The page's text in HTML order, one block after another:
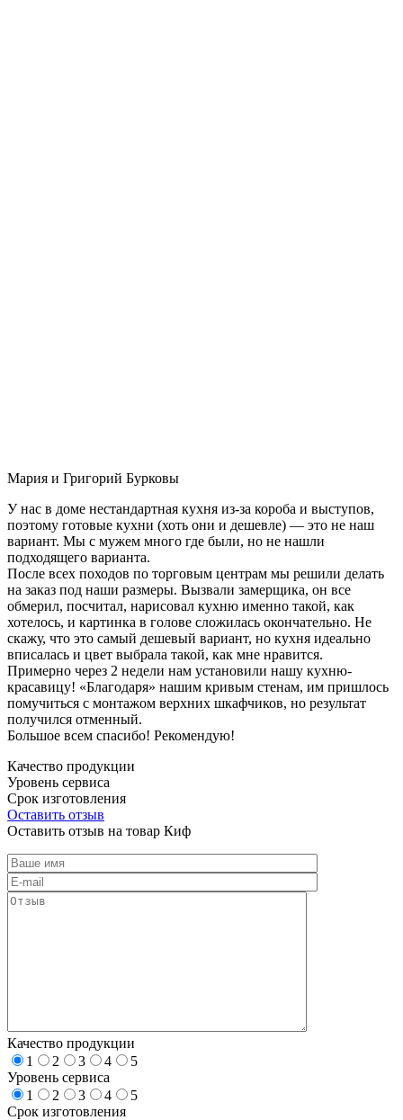
Мария и Григорий Бурковы
У нас в доме нестандартная кухня из-за короба и выступов,
поэтому готовые кухни (хоть они и дешевле) — это не наш
вариант. Мы с мужем много где были, но не нашли
подходящего варианта.
После всех походов по торговым центрам мы решили делать
на заказ под наши размеры. Вызвали замерщика, он все
обмерил, посчитал, нарисовал кухню именно такой, как
хотелось, и картинка в голове сложилась окончательно. Не
скажу, что это самый дешевый вариант, но кухня идеально
вписалась и цвет выбрала такой, как мне нравится.
Примерно через 2 недели нам установили нашу кухню-
красавицу! «Благодаря» нашим кривым стенам, им пришлось
помучиться с монтажом верхних шкафчиков, но результат
получился отменный.
Большое всем спасибо! Рекомендую!
Качество продукции
Уровень сервиса
Срок изготовления
Оставить отзыв
Оставить отзыв на товар Киф
Качество продукции
1
2 3 4
5
Уровень сервиса
1
2 3 4
5
Срок изготовления